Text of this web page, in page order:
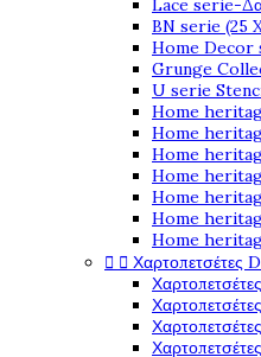
Lace serie-
BN serie (25
Home Decor
Grunge
U serie
Home
Home
Home
Home
Home
Home
Home
  Χαρτοπετσέτες